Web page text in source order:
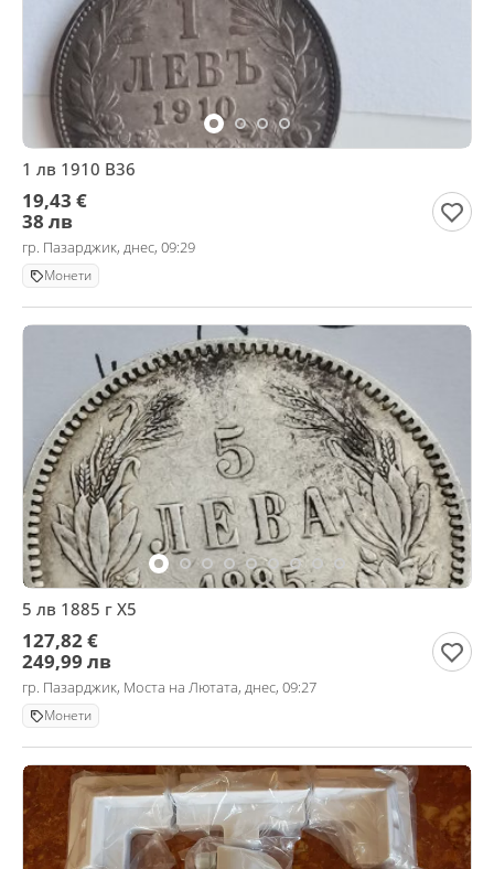
1 лв 1910 В36
19,43 €
38 лв
гр. Пазарджик, днес, 09:29
Монети
5 лв 1885 г Х5
127,82 €
249,99 лв
гр. Пазарджик, Моста на Лютата, днес, 09:27
Монети